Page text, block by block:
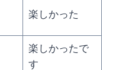
楽しかった
楽しかったで
す